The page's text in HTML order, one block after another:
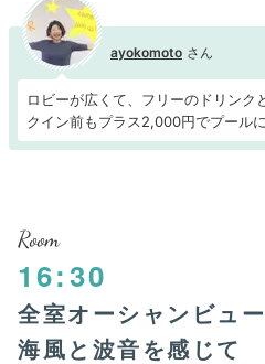
ayokomoto
ロビーが広くて、フリーのドリンク
クイン前もプラス2,000円でプール
Room
16:30
全室オーシャンビュー
海風と波音を感じて